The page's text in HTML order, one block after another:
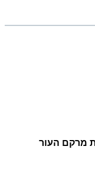
מרקם העור